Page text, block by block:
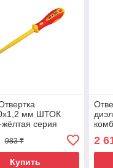
мм ШТОК
жёлтая серия
983 ₸
Купить
2